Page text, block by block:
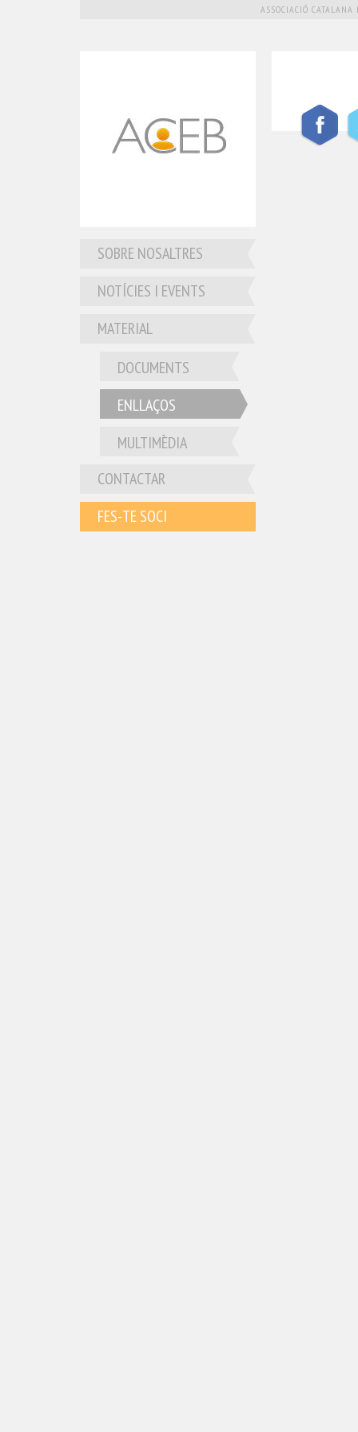
ASSOCIACIÓ
SOBRE NOSALTRES
NOTÍCIES I EVENTS
MATERIAL
DOCUMENTS
ENLLAÇOS
MULTIMÈDIA
CONTACTAR
FES-TE SOCI